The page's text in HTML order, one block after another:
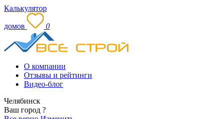
Калькулятор
домов 0
О компании
Отзывы и рейтинги
Видео-блог
Челябинск
Ваш город ?